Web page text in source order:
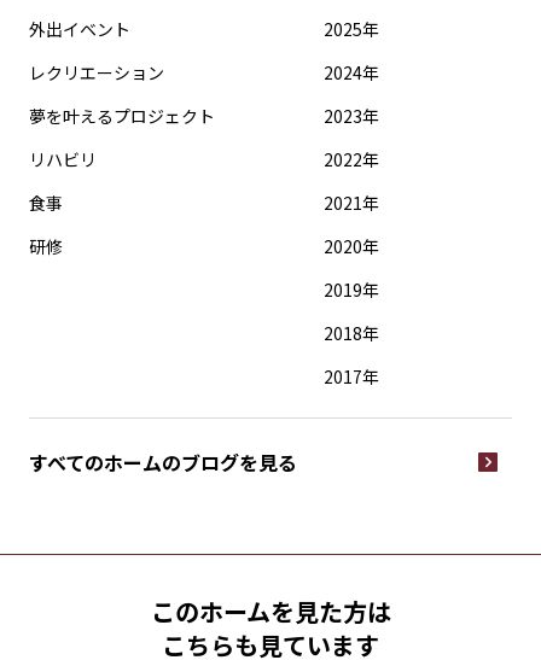
外出イベント
レクリエーション
夢を叶えるプロジェクト
リハビリ
食事
研修
2025年
2024年
2023年
2022年
2021年
2020年
2019年
2018年
2017年
すべてのホームのブログを見る
このホームを見た方は
こちらも見ています